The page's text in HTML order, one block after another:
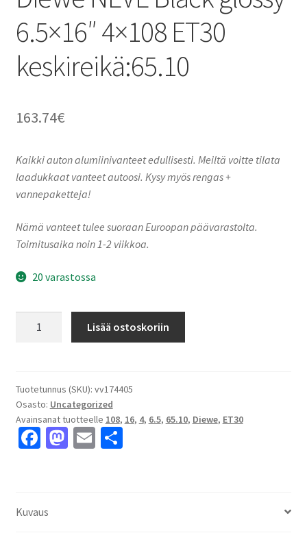
6.5×16″ 4×108 ET30
keskireikä:65.10
163.74€
Kaikki auton alumiinivanteet edullisesti. Meiltä voitte tilata
laadukkaat vanteet autoosi. Kysy myös rengas +
vannepaketteja!
Nämä vanteet tulee suoraan Euroopan päävarastolta.
Toimitusaika noin 1-2 viikkoa.
20 varastossa
6.5x16"
4x108
ET30
keskireikä:65.10
Lisää ostoskoriin
Tuotetunnus (SKU): vv174405
Osasto: Uncategorized
Avainsanat tuotteelle 108, 16, 4, 6.5, 65.10, Diewe, ET30
Fa
o
o
M E S
Kuvaus